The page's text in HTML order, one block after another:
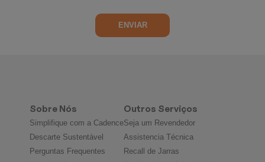
Sobre Nós
Simplifique com a Cadence
Descarte Sustentável
Perguntas Frequentes
Outros Serviços
Seja um Revendedor
Assistencia Técnica
Recall de Jarras